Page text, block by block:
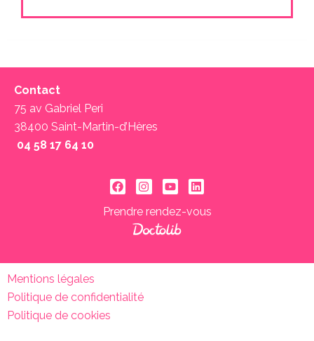
Contact
75 av Gabriel Peri
38400 Saint-Martin-d’Hères
04 58 17 64 10 ‬
Prendre rendez-vous
Mentions légales
Politique de confidentialité
Politique de cookies